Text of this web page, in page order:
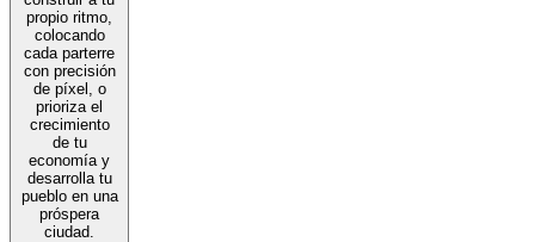
propio ritmo,
colocando
cada parterre
con precisión
de píxel, o
prioriza el
crecimiento
de tu
economía y
desarrolla tu
pueblo en una
próspera
ciudad.